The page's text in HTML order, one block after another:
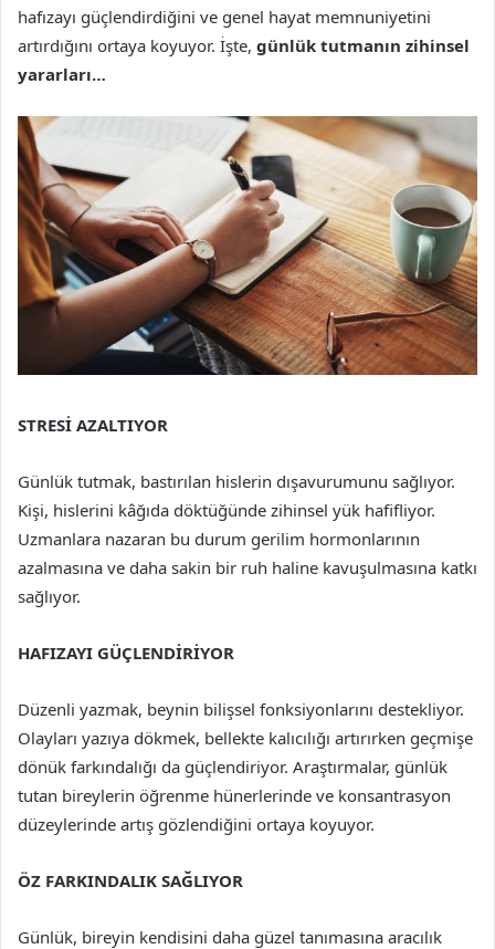
hafızayı güçlendirdiğini ve genel hayat memnuniyetini
artırdığını ortaya koyuyor. İşte, günlük tutmanın zihinsel
yararları…
STRESİ AZALTIYOR
Günlük tutmak, bastırılan hislerin dışavurumunu sağlıyor.
Kişi, hislerini kâğıda döktüğünde zihinsel yük hafifliyor.
Uzmanlara nazaran bu durum gerilim hormonlarının
azalmasına ve daha sakin bir ruh haline kavuşulmasına katkı
sağlıyor.
HAFIZAYI GÜÇLENDİRİYOR
Düzenli yazmak, beynin bilişsel fonksiyonlarını destekliyor.
Olayları yazıya dökmek, bellekte kalıcılığı artırırken geçmişe
dönük farkındalığı da güçlendiriyor. Araştırmalar, günlük
tutan bireylerin öğrenme hünerlerinde ve konsantrasyon
düzeylerinde artış gözlendiğini ortaya koyuyor.
ÖZ FARKINDALIK SAĞLIYOR
Günlük, bireyin kendisini daha güzel tanımasına aracılık